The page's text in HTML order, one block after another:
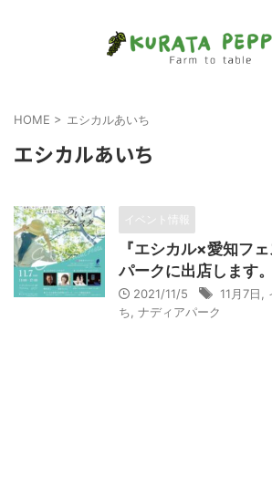
HOME > エシカルあいち
エシカルあいち
イベント情報
『エシカル×愛知フ
パークに出店します。
2021/11/5 11月7日
ち ナディアパーク